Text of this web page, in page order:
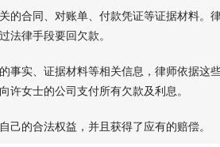
的合同、对账单、付款凭证等证据材料。
法律手段要回欠款。
事实、证据材料等相关信息，律师依据这
女士的公司支付所有欠款及利息。
的合法权益，并且获得了应有的赔偿。